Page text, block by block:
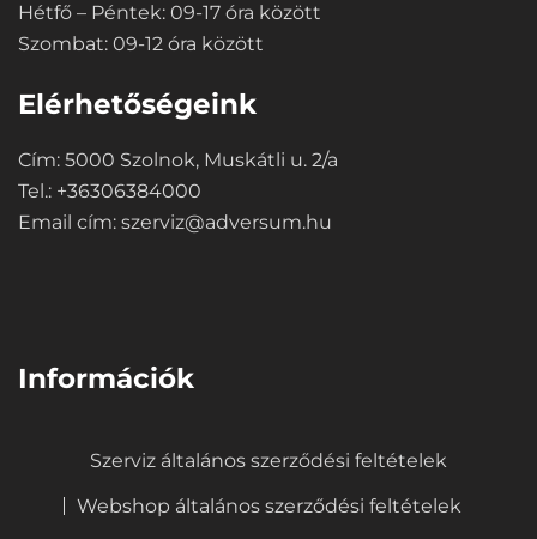
Hétfő – Péntek: 09-17 óra között
Szombat: 09-12 óra között
Elérhetőségeink
Cím: 5000 Szolnok, Muskátli u. 2/a
Tel.: +36306384000
Email cím: szerviz@adversum.hu
Információk
Szerviz általános szerződési feltételek
Webshop általános szerződési feltételek